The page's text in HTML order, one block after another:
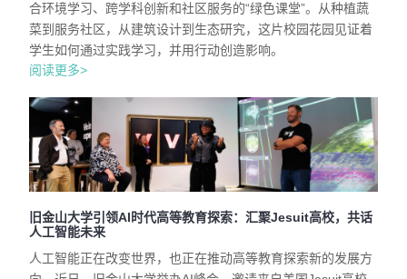
合环境学习、跨学科创新和社区服务的“绿色课堂”。从种植蔬
菜到服务社区，从建筑设计到生态研究，这片校园花园见证着
学生如何通过实践学习，并用行动创造影响。
阅读更多>
旧金山大学引领AI时代高等教育探索：汇聚Jesuit高校，共话
人工智能未来
人工智能正在改变世界，也正在推动高等教育探索新的发展方